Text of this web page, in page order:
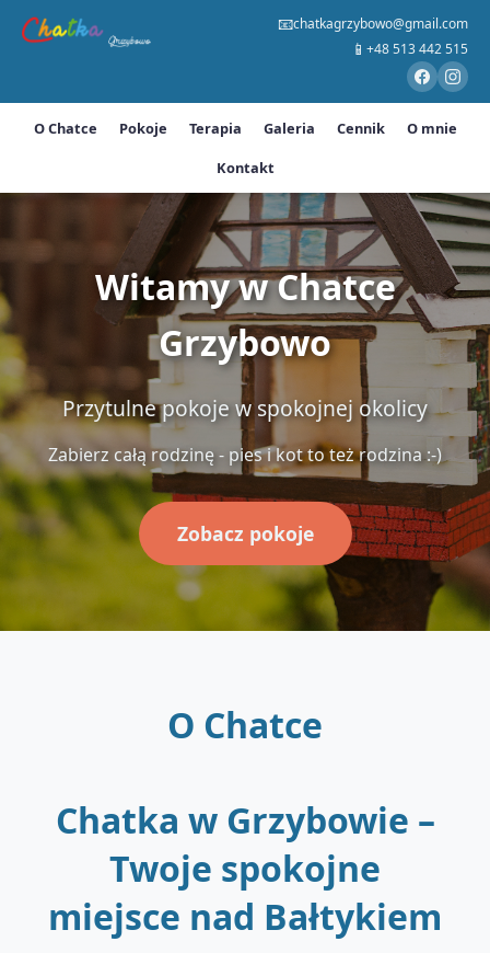
📧chatkagrzybowo@gmail.com
📱 +48 513 442 515
O Chatce Pokoje Terapia Galeria Cennik
O mnie
Kontakt
Witamy w Chatce
Grzybowo
Przytulne pokoje w spokojnej okolicy
Zabierz całą rodzinę - pies i kot to też rodzina :-)
Zobacz pokoje
O Chatce
Chatka w Grzybowie –
Twoje spokojne
miejsce nad Bałtykiem